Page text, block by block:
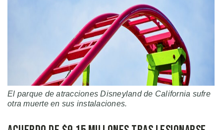
El parque de atracciones Disneyland de California sufre
otra muerte en sus instalaciones.